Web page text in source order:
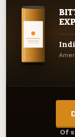
Of